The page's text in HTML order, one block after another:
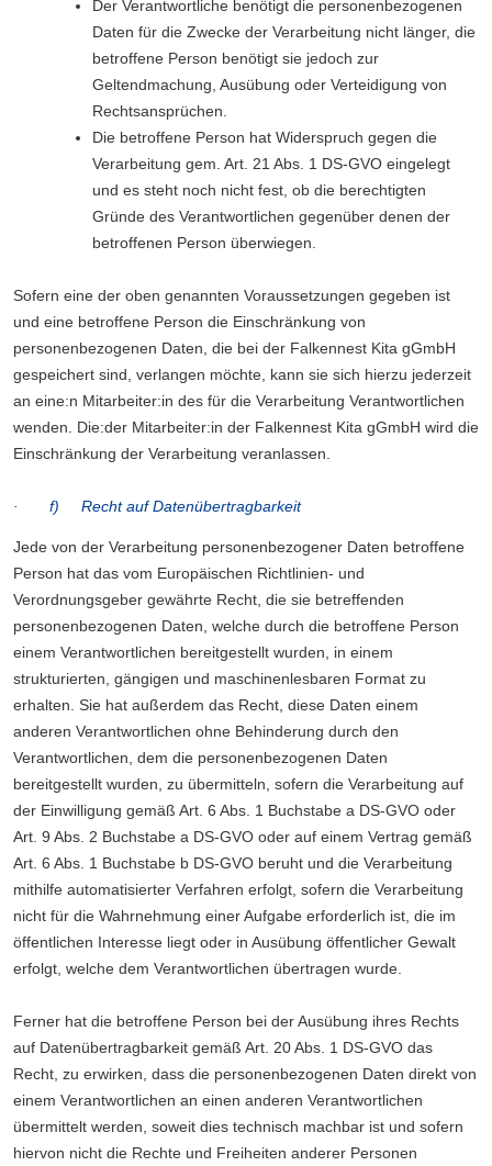
Der Verantwortliche benötigt die personenbezogenen
Daten für die Zwecke der Verarbeitung nicht länger, die
betroffene Person benötigt sie jedoch zur
Geltendmachung, Ausübung oder Verteidigung von
Rechtsansprüchen.
Die betroffene Person hat Widerspruch gegen die
Verarbeitung gem. Art. 21 Abs. 1 DS-GVO eingelegt
und es steht noch nicht fest, ob die berechtigten
Gründe des Verantwortlichen gegenüber denen der
betroffenen Person überwiegen.
Sofern eine der oben genannten Voraussetzungen gegeben ist
und eine betroffene Person die Einschränkung von
personenbezogenen Daten, die bei der Falkennest Kita gGmbH
gespeichert sind, verlangen möchte, kann sie sich hierzu jederzeit
an eine:n Mitarbeiter:in des für die Verarbeitung Verantwortlichen
wenden. Die:der Mitarbeiter:in der Falkennest Kita gGmbH wird die
Einschränkung der Verarbeitung veranlassen.
· f) Recht auf Datenübertragbarkeit
Jede von der Verarbeitung personenbezogener Daten betroffene
Person hat das vom Europäischen Richtlinien- und
Verordnungsgeber gewährte Recht, die sie betreffenden
personenbezogenen Daten, welche durch die betroffene Person
einem Verantwortlichen bereitgestellt wurden, in einem
strukturierten, gängigen und maschinenlesbaren Format zu
erhalten. Sie hat außerdem das Recht, diese Daten einem
anderen Verantwortlichen ohne Behinderung durch den
Verantwortlichen, dem die personenbezogenen Daten
bereitgestellt wurden, zu übermitteln, sofern die Verarbeitung auf
der Einwilligung gemäß Art. 6 Abs. 1 Buchstabe a DS-GVO oder
Art. 9 Abs. 2 Buchstabe a DS-GVO oder auf einem Vertrag gemäß
Art. 6 Abs. 1 Buchstabe b DS-GVO beruht und die Verarbeitung
mithilfe automatisierter Verfahren erfolgt, sofern die Verarbeitung
nicht für die Wahrnehmung einer Aufgabe erforderlich ist, die im
öffentlichen Interesse liegt oder in Ausübung öffentlicher Gewalt
erfolgt, welche dem Verantwortlichen übertragen wurde.
Ferner hat die betroffene Person bei der Ausübung ihres Rechts
auf Datenübertragbarkeit gemäß Art. 20 Abs. 1 DS-GVO das
Recht, zu erwirken, dass die personenbezogenen Daten direkt von
einem Verantwortlichen an einen anderen Verantwortlichen
übermittelt werden, soweit dies technisch machbar ist und sofern
hiervon nicht die Rechte und Freiheiten anderer Personen